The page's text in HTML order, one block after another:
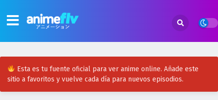
Esta es tu fuente oficial para ver anime online. Añade este
sitio a favoritos y vuelve cada día para nuevos episodios.